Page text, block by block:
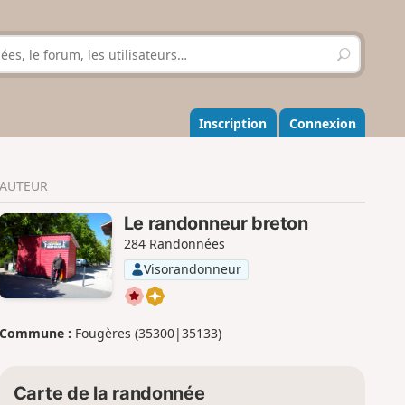
R
e
h
e
r
r
Inscription Connexion
AUTEUR
Le randonneur breton
284 Randonnées
Visorandonneur
Commune : Fougères (35300|35133)
Carte de la randonnée